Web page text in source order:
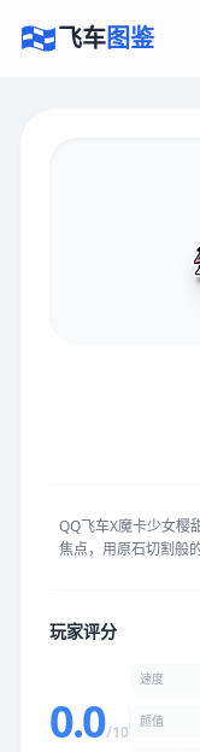
飞车图鉴
QQ飞车X魔卡少女樱
焦点，用原石切割般
玩家评分
0.0/10
速度
颜值
手感
★★